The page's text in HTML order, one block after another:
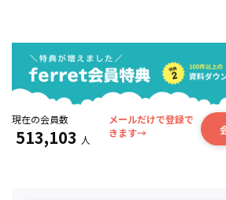
現在の会員数
513,103 人
メールだけで登録で
きます→